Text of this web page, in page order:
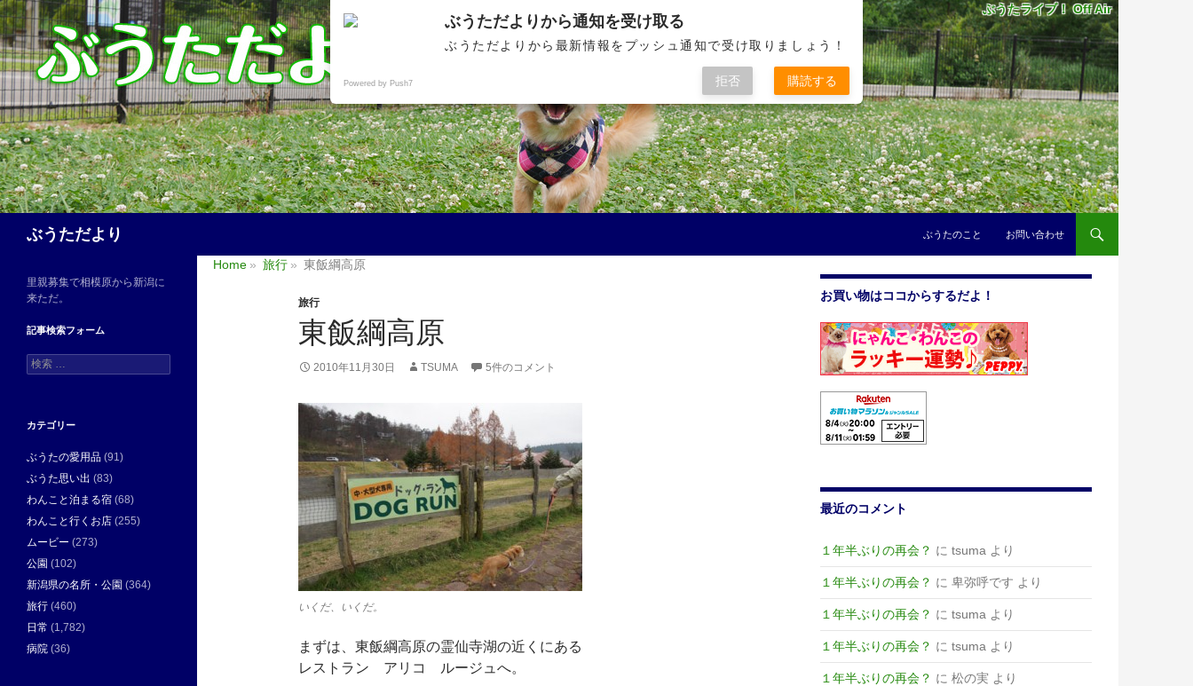
ぶうたライブ！ Off Air
ぶうただより
ぶうたのこと
お問い合わせ
Home 旅行 東飯綱高原
旅行
東飯綱高原
2010年11月30日 TSUMA 5件のコメント
いくだ、いくだ。
まずは、東飯綱高原の霊仙寺湖の近くにある
レストラン アリコ ルージュへ。
お買い物はココからするだよ！
最近のコメント
１年半ぶりの再会？ に tsuma より
１年半ぶりの再会？ に 卑弥呼です より
１年半ぶりの再会？ に tsuma より
１年半ぶりの再会？ に tsuma より
１年半ぶりの再会？ に 松の実 より
里親募集で相模原から新潟に
来ただ。
記事検索フォーム
検
索
カテゴリー
ぶうたの愛用品 (91)
ぶうた思い出 (83)
わんこと泊まる宿 (68)
わんこと行くお店 (255)
ムービー (273)
公園 (102)
新潟県の名所・公園 (364)
旅行 (460)
日常 (1,782)
病院 (36)
ぶうただよりから通知を受け取る
ぶうただよりから最新情報をプッシュ通知で受け取りましょう！
Powered by Push7 拒否 購読する